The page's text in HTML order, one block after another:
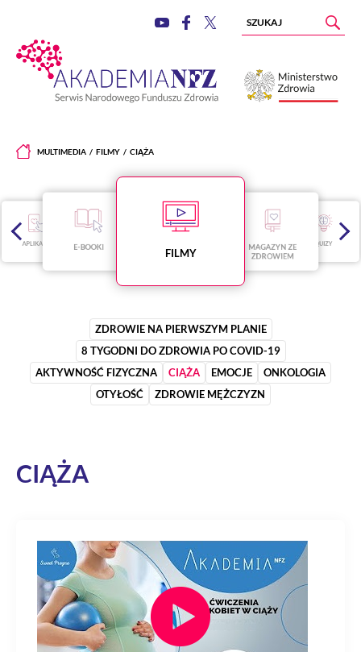
MULTIMEDIA FILMY CIĄŻA
APLIKACJE E-BOOKI FILMY
MAGAZYN ZE
ZDROWIEM
QUIZY
ZDROWIE NA PIERWSZYM PLANIE
8 TYGODNI DO ZDROWIA PO COVID-19
AKTYWNOŚĆ FIZYCZNA
CIĄŻA EMOCJE
ONKOLOGIA
OTYŁOŚĆ
ZDROWIE MĘŻCZYZN
CIĄŻA